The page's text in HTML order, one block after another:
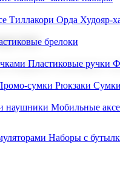
Тиллакори Орда Худояр-
брелоки
Пластиковые ручки
сумки Рюкзаки
наушники Мобильные
и сувениров с
Наборы с